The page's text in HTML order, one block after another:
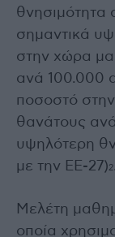
θνησιμότητα
σημαντικά
στην χώρα
ανά 100.000
ποσοστό
θανάτους
υψηλότερη
με την ΕΕ-27)2.
Μελέτη
οποία